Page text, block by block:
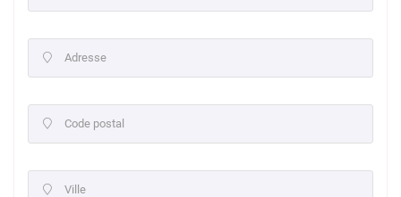
 Adresse
 Code postal
 Ville